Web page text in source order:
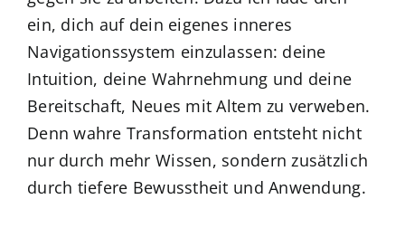
ein, dich auf dein eigenes inneres
Navigationssystem einzulassen: deine
Intuition, deine Wahrnehmung und deine
Bereitschaft, Neues mit Altem zu verweben.
Denn wahre Transformation entsteht nicht
nur durch mehr Wissen, sondern zusätzlich
durch tiefere Bewusstheit und Anwendung.